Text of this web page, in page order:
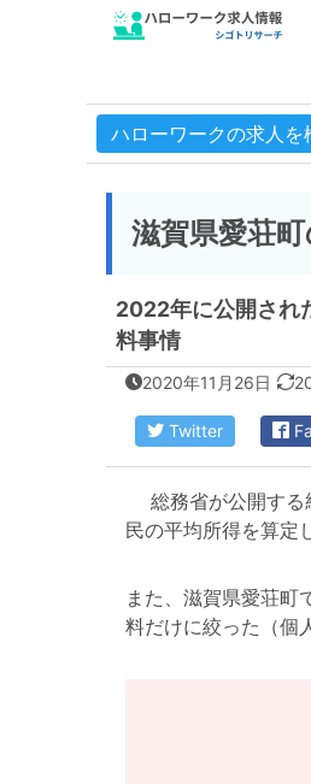
ハローワークの求人を
滋賀県愛荘
2022年に公開され
料事情
2020年11月26日
Twitter
総務省が公開する
民の平均所得を算定
また、滋賀県愛荘町
料だけに絞った（個